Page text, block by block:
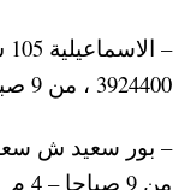
3924400 ، من 9 صباحا – 11 م
من 9 صباحا – 4 م